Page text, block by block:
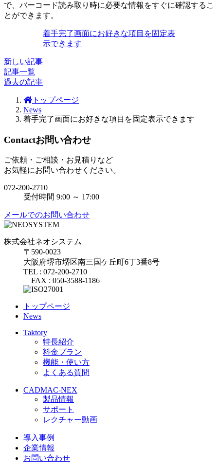
で、バーコード読み取り時に必要な情報をすぐに確認するこ
とができます。
着手完了画面にお好きな項目を固定表
示できます
新しい記事
記事一覧
過去の記事
トップページ
News
着手完了画面にお好きな項目を固定表示できます
Contactお問い合わせ
ご依頼・ご相談・お見積りなど
お気軽にお問い合わせください。
072-200-2710
受付時間 9:00 ～ 17:00
メールでのお問い合わせ
株式会社ネオシステム
〒590-0023
大阪府堺市堺区南三国ケ丘町6丁3番8号
TEL : 072-200-2710
FAX : 050-3588-1186
トップページ
News
Taktory
特長紹介
料金プラン
機能・使い方
よくある質問
CADMAC-NEX
製品情報
サポート
レクチャー動画
導入事例
企業情報
お問い合わせ